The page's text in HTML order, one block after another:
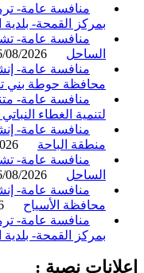
منافسة عامة- ترميم
بمركز القمحة- بلدية
منافسة عامة- تشغيل
الساحل
06/08/2026
منافسة عامة- إنشاء
محافظة حوطة بني تميم
منافسة عامة- متنزه
لتنمية الغطاء النباتي
منطقة الباحة
08/2026
منافسة عامة- تشغيل
الساحل
06/08/2026
منافسة عامة- إنشاء
محافظة الأسياح
2026
منافسة عامة- ترميم
بمركز القمحة- بلدية
نصية :